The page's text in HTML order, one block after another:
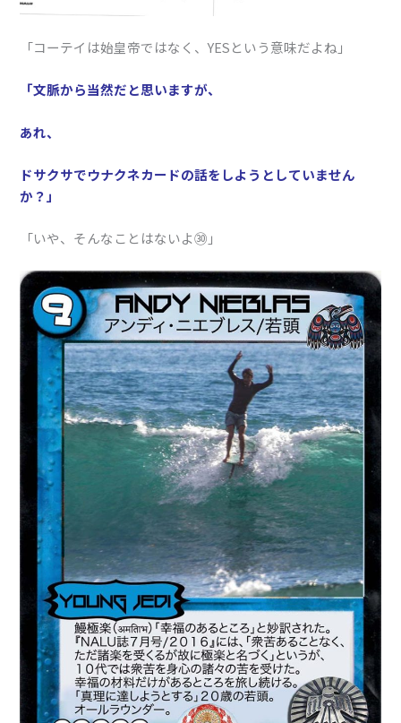
「コーテイは始皇帝ではなく、YESという意味だよね」
「文脈から当然だと思いますが、
あれ、
ドサクサでウナクネカードの話をしようとしていません
か？」
「いや、そんなことはないよ㉚」